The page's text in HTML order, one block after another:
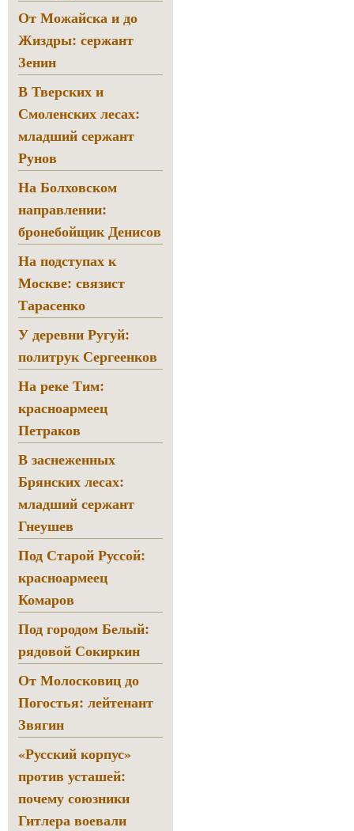
От Можайска и до
Жиздры: сержант
Зенин
В Тверских и
Смоленских лесах:
младший сержант
Рунов
На Болховском
направлении:
бронебойщик Денисов
На подступах к
Москве: связист
Тарасенко
У деревни Ругуй:
политрук Сергеенков
На реке Тим:
красноармеец
Петраков
В заснеженных
Брянских лесах:
младший сержант
Гнеушев
Под Старой Руссой:
красноармеец
Комаров
Под городом Белый:
рядовой Сокиркин
От Молосковиц до
Погостья: лейтенант
Звягин
«Русский корпус»
против усташей:
почему союзники
Гитлера воевали